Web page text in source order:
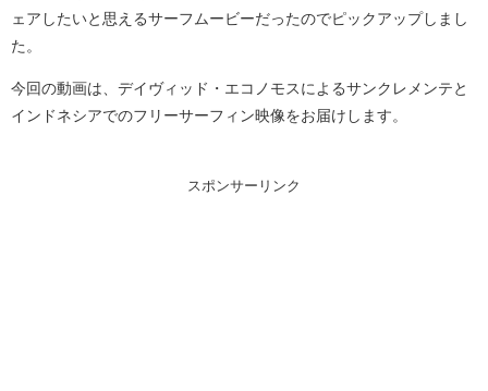
ェアしたいと思えるサーフムービーだったのでピックアップしまし
た。
今回の動画は、デイヴィッド・エコノモスによるサンクレメンテと
インドネシアでのフリーサーフィン映像をお届けします。
スポンサーリンク